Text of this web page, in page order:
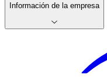
Información de la empresa